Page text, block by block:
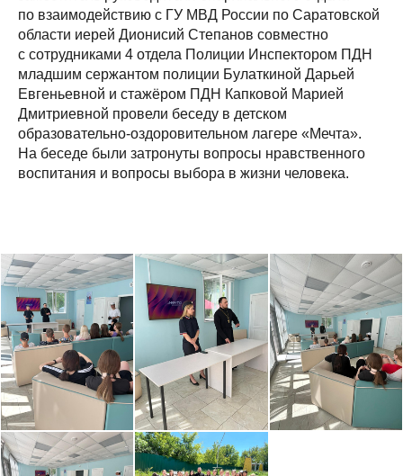
по взаимодействию с ГУ МВД России по Саратовской
области иерей Дионисий Степанов совместно
с сотрудниками 4 отдела Полиции Инспектором ПДН
младшим сержантом полиции Булаткиной Дарьей
Евгеньевной и стажёром ПДН Капковой Марией
Дмитриевной провели беседу в детском
образовательно-оздоровительном лагере «Мечта».
На беседе были затронуты вопросы нравственного
воспитания и вопросы выбора в жизни человека.